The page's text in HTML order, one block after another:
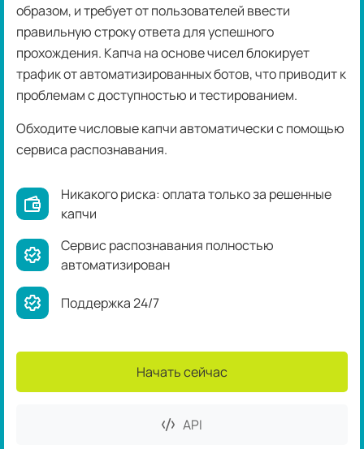
образом, и требует от пользователей ввести
правильную строку ответа для успешного
прохождения. Капча на основе чисел блокирует
трафик от автоматизированных ботов, что приводит к
проблемам с доступностью и тестированием.
Обходите числовые капчи автоматически с помощью
сервиса распознавания.
Никакого риска: оплата только за решенные
капчи
Сервис распознавания полностью
автоматизирован
Поддержка 24/7
Начать сейчас
API